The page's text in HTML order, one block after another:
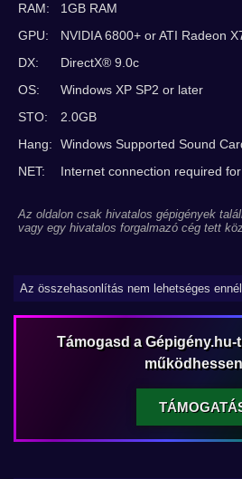
RAM:
1GB RAM
GPU:
NVIDIA 6800+ or ATI Radeon
DX:
DirectX® 9.0c
OS:
Windows XP SP2 or later
STO:
2.0GB
Hang:
Windows Supported Sound
NET:
Internet connection required
Az oldalon csak hivatalos gépigények
vagy egy hivatalos forgalmazó cég tett
Az összehasonlítás nem lehetséges
Támogasd a